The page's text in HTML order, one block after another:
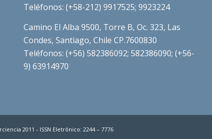
Teléfonos: (+58-212) 9917525; 9923224
Camino El Alba 9500, Torre B, Oc. 323, Las
Condes, Santiago, Chile CP.7600830
Teléfonos: (+56) 582386092; 582386090; (+56-
9) 63914970
2011 - ISSN Eletrônico: 2244 – 7776